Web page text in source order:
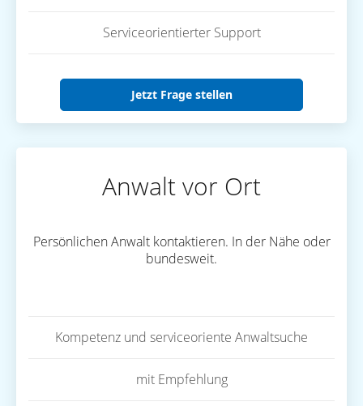
Serviceorientierter Support
Jetzt Frage stellen
Anwalt vor Ort
Persönlichen Anwalt kontaktieren. In der Nähe oder
bundesweit.
Kompetenz und serviceoriente Anwaltsuche
mit Empfehlung